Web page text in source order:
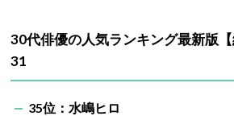
30代俳優の人気ランキング最新版
31
35位：水嶋ヒロ